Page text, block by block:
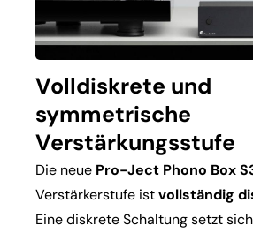
Volldiskrete und
symmetrische
Verstärkungsstufe
Die neue Pro-Ject Phono Box
Verstärkerstufe istvollständig
Eine diskrete Schaltung setzt